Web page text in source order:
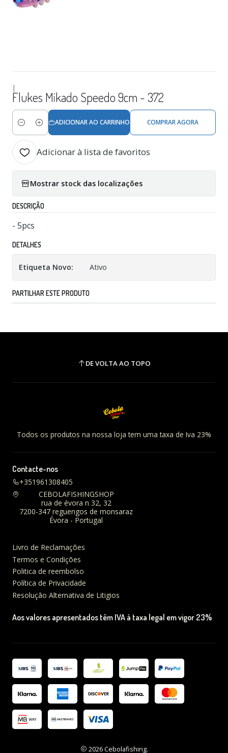
|
Flukes Mikado Speedo 9cm - 372
Quantidade
ADICIONAR AO CARRINHO COMPRAR AGORA
Adicionar à lista de favoritos
Mostrar stock das localizações
DESCRIÇÃO
- 5pcs
DETALHES
Etiqueta Novo: Ativo
PARTILHAR ESTE PRODUTO
DE VOLTA AO TOPO
Todos os produtos na nossa loja tem uma taxa de Iva 23%
Contacte-nos
+351961308405
CEBOLAFISHINGSHOP
rua de évora n 32, 32
7200-347 reguengos de monsaraz
Évora - Portugal
Livro de Reclamações
Termos e Condições
Politica de reembolso
Política de Privacidade
Resolução Alternativa de Litigios
Aos valores apresentados têm IVA à taxa legal em vigor 23%
2026 Cebolafishing.